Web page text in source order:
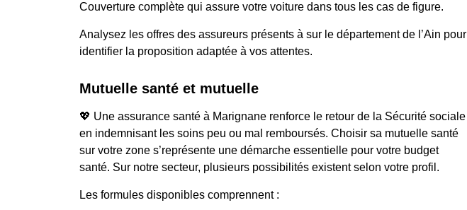
Couverture complète qui assure votre voiture dans tous les cas de figure.
Analysez les offres des assureurs présents à sur le département de l’Ain pour
identifier la proposition adaptée à vos attentes.
Mutuelle santé et mutuelle
💖 Une assurance santé à Marignane renforce le retour de la Sécurité sociale
en indemnisant les soins peu ou mal remboursés. Choisir sa mutuelle santé
sur votre zone s’représente une démarche essentielle pour votre budget
santé. Sur notre secteur, plusieurs possibilités existent selon votre profil.
Les formules disponibles comprennent :